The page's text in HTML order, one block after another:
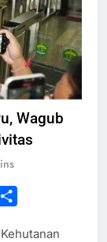
Wagub